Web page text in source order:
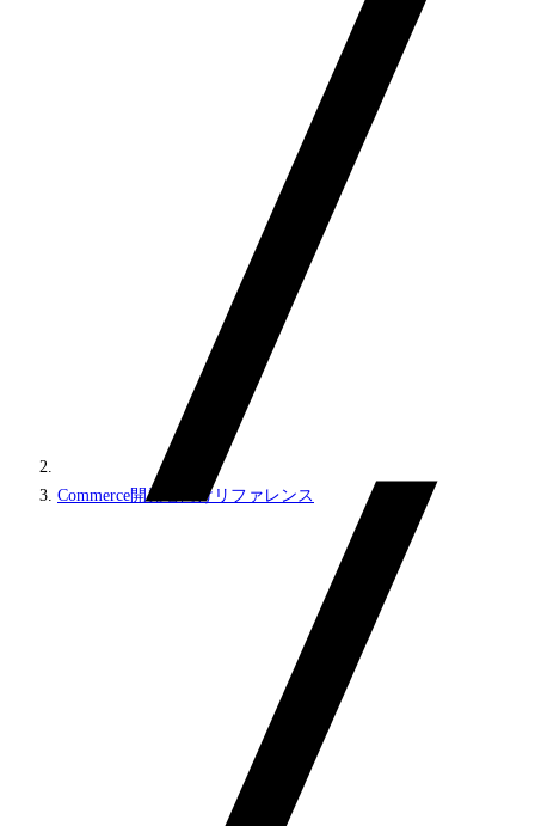
Commerce開発者向けリファレンス